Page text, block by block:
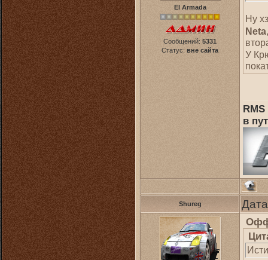
El Armada
Сообщений: 5331
Статус: вне сайта
Ну
Neta
У
в
Shureg